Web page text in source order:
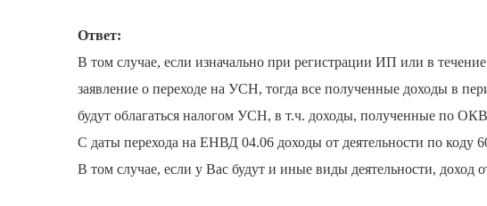
Ответ:
В том случае, если изначально при регистрации ИП или в
заявление о переходе на УСН, тогда все полученные доходы в
будут облагаться налогом УСН, в т.ч. доходы, полученные по
С даты перехода на ЕНВД 04.06 доходы от деятельности по коду
В том случае, если у Вас будут и иные виды деятельности, доход